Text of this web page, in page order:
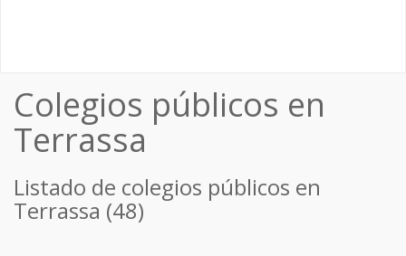
Colegios públicos en
Terrassa
Listado de colegios públicos en
Terrassa (48)